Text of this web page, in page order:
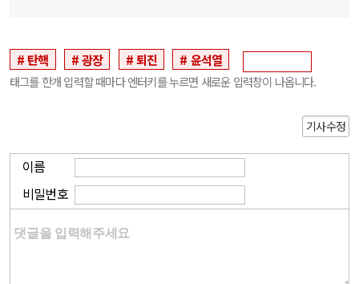
탄핵 광장 퇴진 윤석열
태그를 한개 입력할 때마다 엔터키를 누르면 새로운 입력창이 나옵니다.
기사수정
이름
비밀번호